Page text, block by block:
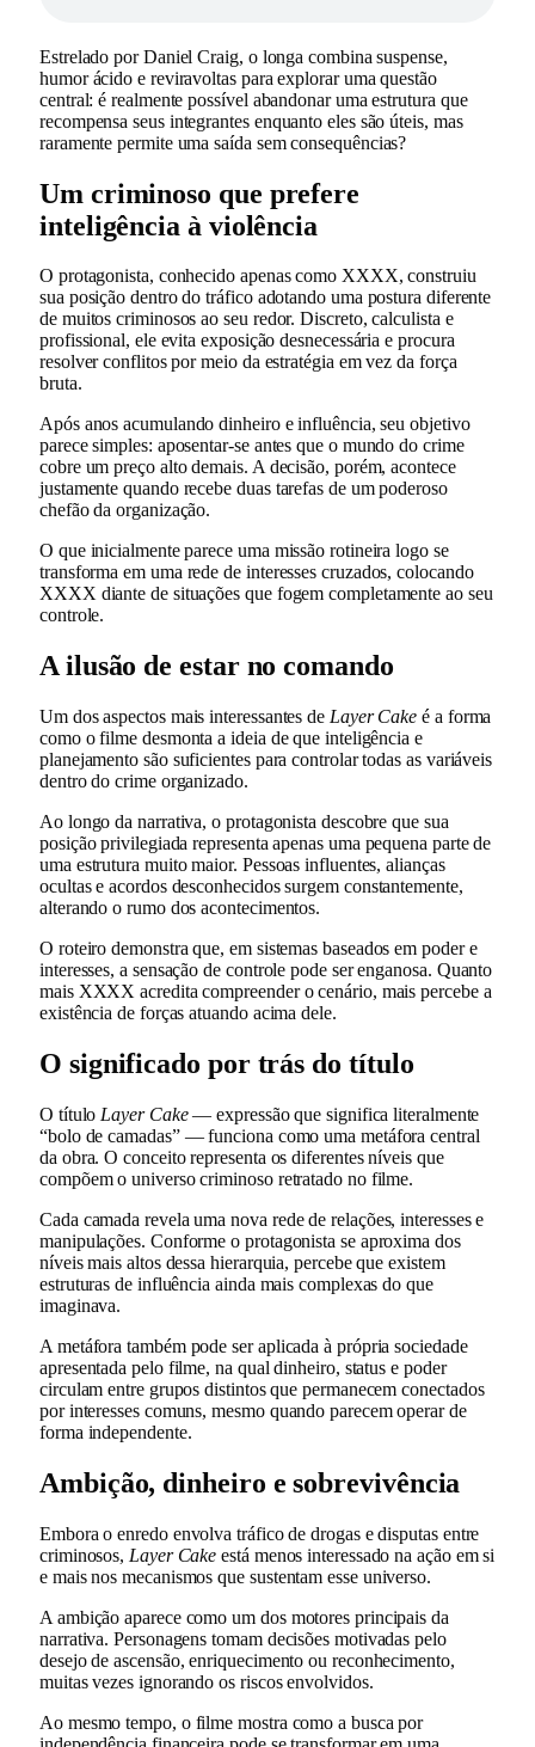
Estrelado porDaniel Craig, o longa combina suspense,
humor ácido e reviravoltas para explorar uma questão
central: é realmente possível abandonar uma estrutura que
recompensa seus integrantes enquanto eles são úteis, mas
raramente permite uma saída sem consequências?
Um criminoso que prefere
inteligência à violência
O protagonista, conhecido apenas como XXXX, construiu
sua posição dentro do tráfico adotando uma postura diferente
de muitos criminosos ao seu redor. Discreto, calculista e
profissional, ele evita exposição desnecessária e procura
resolver conflitos por meio da estratégia em vez da força
bruta.
Após anos acumulando dinheiro e influência, seu objetivo
parece simples: aposentar-se antes que o mundo do crime
cobre um preço alto demais. A decisão, porém, acontece
justamente quando recebe duas tarefas de um poderoso
chefão da organização.
O que inicialmente parece uma missão rotineira logo se
transforma em uma rede de interesses cruzados, colocando
XXXX diante de situações que fogem completamente ao seu
controle.
A ilusão de estar no comando
Um dos aspectos mais interessantes de Layer Cake é a forma
como o filme desmonta a ideia de que inteligência e
planejamento são suficientes para controlar todas as variáveis
dentro do crime organizado.
Ao longo da narrativa, o protagonista descobre que sua
posição privilegiada representa apenas uma pequena parte de
uma estrutura muito maior. Pessoas influentes, alianças
ocultas e acordos desconhecidos surgem constantemente,
alterando o rumo dos acontecimentos.
O roteiro demonstra que, em sistemas baseados em poder e
interesses, a sensação de controle pode ser enganosa. Quanto
mais XXXX acredita compreender o cenário, mais percebe a
existência de forças atuando acima dele.
O significado por trás do título
O título Layer Cake— expressão que significa literalmente
“bolo de camadas” — funciona como uma metáfora central
da obra. O conceito representa os diferentes níveis que
compõem o universo criminoso retratado no filme.
Cada camada revela uma nova rede de relações, interesses e
manipulações. Conforme o protagonista se aproxima dos
níveis mais altos dessa hierarquia, percebe que existem
estruturas de influência ainda mais complexas do que
imaginava.
A metáfora também pode ser aplicada à própria sociedade
apresentada pelo filme, na qual dinheiro, status e poder
circulam entre grupos distintos que permanecem conectados
por interesses comuns, mesmo quando parecem operar de
forma independente.
Ambição, dinheiro e sobrevivência
Embora o enredo envolva tráfico de drogas e disputas entre
criminosos, Layer Cake está menos interessado na ação em si
e mais nos mecanismos que sustentam esse universo.
A ambição aparece como um dos motores principais da
narrativa. Personagens tomam decisões motivadas pelo
desejo de ascensão, enriquecimento ou reconhecimento,
muitas vezes ignorando os riscos envolvidos.
Ao mesmo tempo, o filme mostra como a busca por